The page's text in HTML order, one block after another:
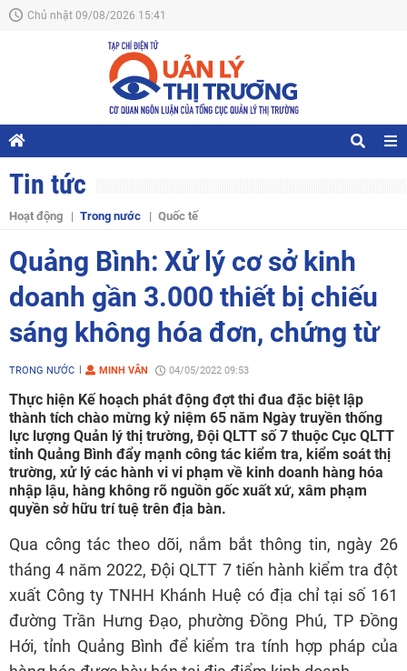
Chủ nhật 09/08/2026 15:41
Tin tức
Hoạt động Trong nước Quốc tế
Quảng Bình: Xử lý cơ sở kinh
doanh gần 3.000 thiết bị chiếu
sáng không hóa đơn, chứng từ
TRONG NƯỚC MINH VÂN 04/05/2022 09:53
Thực hiện Kế hoạch phát động đợt thi đua đặc biệt lập
thành tích chào mừng kỷ niệm 65 năm Ngày truyền thống
lực lượng Quản lý thị trường, Đội QLTT số 7 thuộc Cục QLTT
tỉnh Quảng Bình đẩy mạnh công tác kiểm tra, kiểm soát thị
trường, xử lý các hành vi vi phạm về kinh doanh hàng hóa
nhập lậu, hàng không rõ nguồn gốc xuất xứ, xâm phạm
quyền sở hữu trí tuệ trên địa bàn.
Qua công tác theo dõi, nắm bắt thông tin, ngày 26
tháng 4 năm 2022, Đội QLTT 7 tiến hành kiểm tra đột
xuất Công ty TNHH Khánh Huệ có địa chỉ tại số 161
đường Trần Hưng Đạo, phường Đồng Phú, TP Đồng
Hới, tỉnh Quảng Bình để kiểm tra tính hợp pháp của